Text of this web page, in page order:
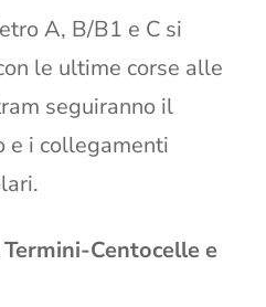
A, B/B1 e C si
le ultime corse alle
seguiranno il
e i collegamenti
Centocelle e